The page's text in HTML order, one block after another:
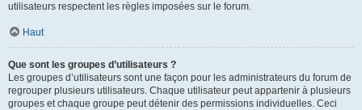
utilisateurs respectent les règles imposées sur le forum.
Haut
Que sont les groupes d’utilisateurs ?
Les groupes d’utilisateurs sont une façon pour les administrateurs du forum de
regrouper plusieurs utilisateurs. Chaque utilisateur peut appartenir à plusieurs
groupes et chaque groupe peut détenir des permissions individuelles. Ceci